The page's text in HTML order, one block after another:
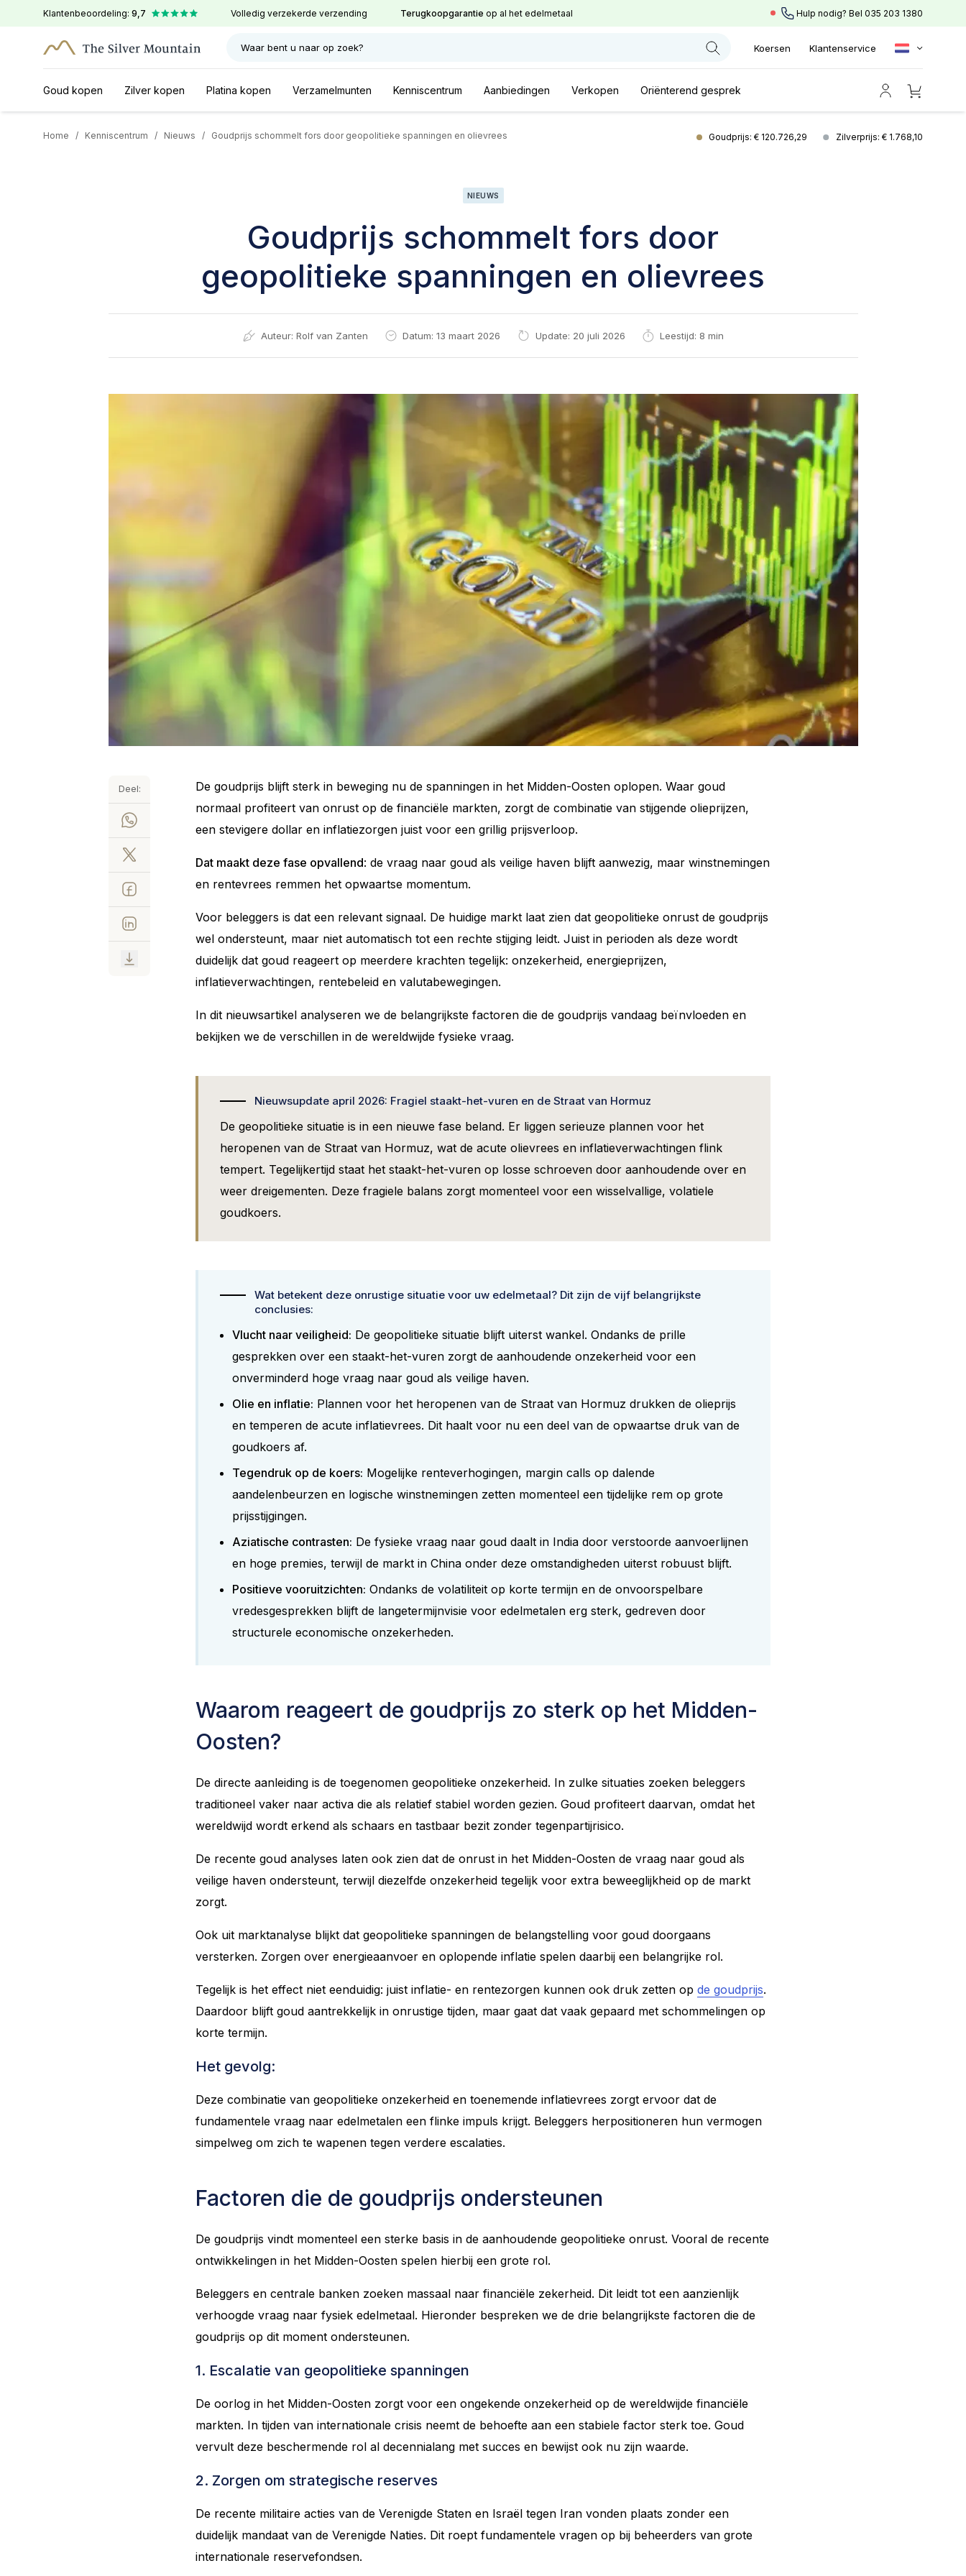
Klantenbeoordeling: 9,7 Volledig verzekerde verzending Terugkoopgarantie op al het edelmetaal Hulp nodig? Bel 035 203 1380
Waar bent u naar op zoek? Koersen Klantenservice
Goud kopen Zilver kopen Platina kopen Verzamelmunten Kenniscentrum Aanbiedingen Verkopen Oriënterend gesprek
Home / Kenniscentrum / Nieuws / Goudprijs schommelt fors door geopolitieke spanningen en olievrees Goudprijs: € 120.726,29 Zilverprijs: € 1.768,10
NIEUWS
Goudprijs schommelt fors door
geopolitieke spanningen en olievrees
Auteur: Rolf van Zanten Datum: 13 maart 2026 Update: 20 juli 2026 Leestijd: 8 min
Deel:
De goudprijs blijft sterk in beweging nu de spanningen in het Midden-Oosten oplopen. Waar goud
normaal profiteert van onrust op de financiële markten, zorgt de combinatie van stijgende olieprijzen,
een stevigere dollar en inflatiezorgen juist voor een grillig prijsverloop.
Dat maakt deze fase opvallend: de vraag naar goud als veilige haven blijft aanwezig, maar winstnemingen
en rentevrees remmen het opwaartse momentum.
Voor beleggers is dat een relevant signaal. De huidige markt laat zien dat geopolitieke onrust de goudprijs
wel ondersteunt, maar niet automatisch tot een rechte stijging leidt. Juist in perioden als deze wordt
duidelijk dat goud reageert op meerdere krachten tegelijk: onzekerheid, energieprijzen,
inflatieverwachtingen, rentebeleid en valutabewegingen.
In dit nieuwsartikel analyseren we de belangrijkste factoren die de goudprijs vandaag beïnvloeden en
bekijken we de verschillen in de wereldwijde fysieke vraag.
Nieuwsupdate april 2026: Fragiel staakt-het-vuren en de Straat van Hormuz
De geopolitieke situatie is in een nieuwe fase beland. Er liggen serieuze plannen voor het
heropenen van de Straat van Hormuz, wat de acute olievrees en inflatieverwachtingen flink
tempert. Tegelijkertijd staat het staakt-het-vuren op losse schroeven door aanhoudende over en
weer dreigementen. Deze fragiele balans zorgt momenteel voor een wisselvallige, volatiele
goudkoers.
Wat betekent deze onrustige situatie voor uw edelmetaal? Dit zijn de vijf belangrijkste
conclusies:
Vlucht naar veiligheid: De geopolitieke situatie blijft uiterst wankel. Ondanks de prille
gesprekken over een staakt-het-vuren zorgt de aanhoudende onzekerheid voor een
onverminderd hoge vraag naar goud als veilige haven.
Olie en inflatie: Plannen voor het heropenen van de Straat van Hormuz drukken de olieprijs
en temperen de acute inflatievrees. Dit haalt voor nu een deel van de opwaartse druk van de
goudkoers af.
Tegendruk op de koers: Mogelijke renteverhogingen, margin calls op dalende
aandelenbeurzen en logische winstnemingen zetten momenteel een tijdelijke rem op grote
prijsstijgingen.
Aziatische contrasten: De fysieke vraag naar goud daalt in India door verstoorde aanvoerlijnen
en hoge premies, terwijl de markt in China onder deze omstandigheden uiterst robuust blijft.
Positieve vooruitzichten: Ondanks de volatiliteit op korte termijn en de onvoorspelbare
vredesgesprekken blijft de langetermijnvisie voor edelmetalen erg sterk, gedreven door
structurele economische onzekerheden.
Waarom reageert de goudprijs zo sterk op het Midden-
Oosten?
De directe aanleiding is de toegenomen geopolitieke onzekerheid. In zulke situaties zoeken beleggers
traditioneel vaker naar activa die als relatief stabiel worden gezien. Goud profiteert daarvan, omdat het
wereldwijd wordt erkend als schaars en tastbaar bezit zonder tegenpartijrisico.
De recente goud analyses laten ook zien dat de onrust in het Midden-Oosten de vraag naar goud als
veilige haven ondersteunt, terwijl diezelfde onzekerheid tegelijk voor extra beweeglijkheid op de markt
zorgt.
Ook uit marktanalyse blijkt dat geopolitieke spanningen de belangstelling voor goud doorgaans
versterken. Zorgen over energieaanvoer en oplopende inflatie spelen daarbij een belangrijke rol.
Tegelijk is het effect niet eenduidig: juist inflatie- en rentezorgen kunnen ook druk zetten op de goudprijs.
Daardoor blijft goud aantrekkelijk in onrustige tijden, maar gaat dat vaak gepaard met schommelingen op
korte termijn.
Het gevolg:
Deze combinatie van geopolitieke onzekerheid en toenemende inflatievrees zorgt ervoor dat de
fundamentele vraag naar edelmetalen een flinke impuls krijgt. Beleggers herpositioneren hun vermogen
simpelweg om zich te wapenen tegen verdere escalaties.
Factoren die de goudprijs ondersteunen
De goudprijs vindt momenteel een sterke basis in de aanhoudende geopolitieke onrust. Vooral de recente
ontwikkelingen in het Midden-Oosten spelen hierbij een grote rol.
Beleggers en centrale banken zoeken massaal naar financiële zekerheid. Dit leidt tot een aanzienlijk
verhoogde vraag naar fysiek edelmetaal. Hieronder bespreken we de drie belangrijkste factoren die de
goudprijs op dit moment ondersteunen.
1. Escalatie van geopolitieke spanningen
De oorlog in het Midden-Oosten zorgt voor een ongekende onzekerheid op de wereldwijde financiële
markten. In tijden van internationale crisis neemt de behoefte aan een stabiele factor sterk toe. Goud
vervult deze beschermende rol al decennialang met succes en bewijst ook nu zijn waarde.
2. Zorgen om strategische reserves
De recente militaire acties van de Verenigde Staten en Israël tegen Iran vonden plaats zonder een
duidelijk mandaat van de Verenigde Naties. Dit roept fundamentele vragen op bij beheerders van grote
internationale reservefondsen.